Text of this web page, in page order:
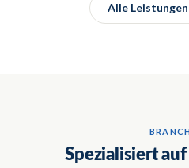
Alle
Spezialisiert auf